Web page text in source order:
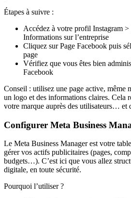
Étapes à suivre :
Accédez à votre profil Instagram
Informations sur l’entreprise
Cliquez sur Page Facebook puis
page
Vérifiez que vous êtes bien
Facebook
Conseil : utilisez une page active, même
un logo et des informations claires. Cela
votre marque auprès des utilisateurs… et
Configurer Meta Business
Le Meta Business Manager est votre
gérer vos actifs publicitaires (pages,
budgets…). C’est ici que vous allez
digitale, en toute sécurité.
Pourquoi l’utiliser ?